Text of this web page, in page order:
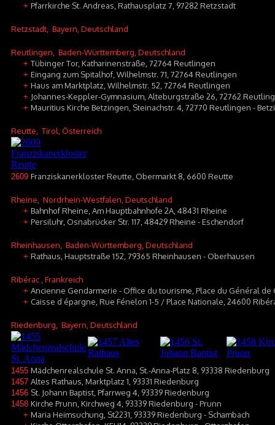
+ Pfarrkirche St. Andreas, Rathausplatz 7, 97282 Retzstadt
Retzstadt , Bayern, Deutschland
Reutlingen , Baden-Württemberg, Deutschland
+ Tübinger Tor, Katharinenstraße, 72764 Reutlingen
+ Eingang zum Spitalhof, Wilhelmstr. 71, 72764 Reutlingen
+ Haus am Marktplatz, Wilhelmstr. 52, 72764 Reutlingen
+ Johannes-Keppler-Gymnasium, Alteburgstraße 26, 72762
+ Mauritius Kirche Betzingen, Steinachstr. 4, 72770 Reutlingen -
Reutte , Tirol, Österreich
2609 Franziskanerkloster Reutte, Obermarkt 8, 6600 Reutte
Rheine , Nordrhein-Westfalen, Deutschland
+ Bahnhof Rheine, Am Hauptbahnhofe 2A, 48431 Rheine
+ Persiluhr, Osnabrücker Str. 117, 48429 Rheine - Eschendorf
Rheinhausen , Baden-Württemberg, Deutschland
+ Rathaus, Hauptstraße 152, 79365 Rheinhausen - Oberhausen
Ribérac , Frankreich
+ Ancienne Gendarmerie - Office du tourisme, Place du Général de
+ Caisse d épargne, Rue Fénelon 1-5 / Place Nationale, 24600
Riedenburg , Bayern, Deutschland
1455 Mädchenrealschule St. Anna, St.-Anna-Platz 8, 93338 Riedenburg
1457 Altes Rathaus, Marktplatz 1, 93331 Riedenburg
1456 St. Johann Baptist, Pfarrweg 4, 93339 Riedenburg
1458 Kirche Prunn, Kirchweg 4, 93339 Riedenburg - Prunn
+ Maria Heimsuchung, St2231, 93339 Riedenburg - Schambach